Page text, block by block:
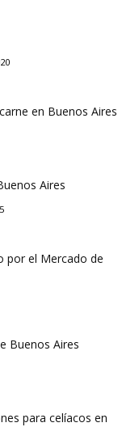
en Buenos Aires
Aires
por el Mercado de
Buenos Aires
para celíacos en